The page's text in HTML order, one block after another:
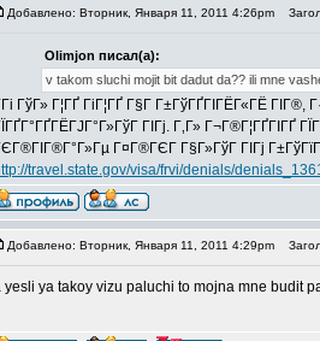
Добавлено: Вторник, Января 11, 2011 4:26pm
Olimjon писал(а):
v takom sluchi mojit bit dadut da?? ili mne
ГўГ» Г¦ГҐ ГіГ¦ГҐ Г§Г Г±ГўГҐГІГЁГ«ГЁ
ГІГј. Г‚Г»
Г¤Г®ГЄГ Г§Г»ГўГ ГІГј
travel.state.gov/visa/frvi/denials/
Добавлено: Вторник, Января 11, 2011 4:29pm
yesli ya takoy vizu paluchi to mojna mne budit